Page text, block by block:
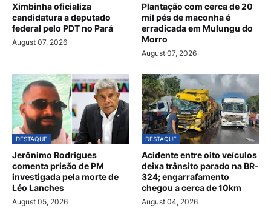
Ximbinha oficializa
candidatura a deputado
federal pelo PDT no Pará
August 07, 2026
Plantação com cerca de 20
mil pés de maconha é
erradicada em Mulungu do
Morro
August 07, 2026
DESTAQUE
Jerônimo Rodrigues
comenta prisão de PM
investigada pela morte de
Léo Lanches
August 05, 2026
DESTAQUE
Acidente entre oito veículos
deixa trânsito parado na BR-
324; engarrafamento
chegou a cerca de 10km
August 04, 2026